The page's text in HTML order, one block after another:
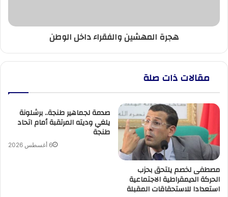
هجرة المهشين والفقراء داخل الوطن
مقالات ذات صلة
صدمة لجماهير طنجة.. برشلونة
يلغي وديته المرتقبة أمام اتحاد
طنجة
6 أغسطس 2026
مصطفى لخصم يلتحق بحزب
الحركة الديمقراطية الاجتماعية
استعدادا للاستحقاقات المقبلة